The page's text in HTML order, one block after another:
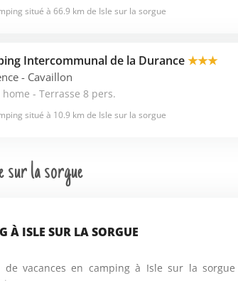
situé à 66.9 km de Isle sur la sorgue
Intercommunal de la Durance★★★
- Cavaillon
- Terrasse 8 pers.
situé à 10.9 km de Isle sur la sorgue
sur la sorgue
À ISLE SUR LA SORGUE
de vacances en camping à Isle sur la